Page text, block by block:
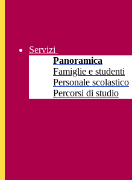
Servizi
Panoramica
Famiglie e studenti
Personale scolastico
Percorsi di studio